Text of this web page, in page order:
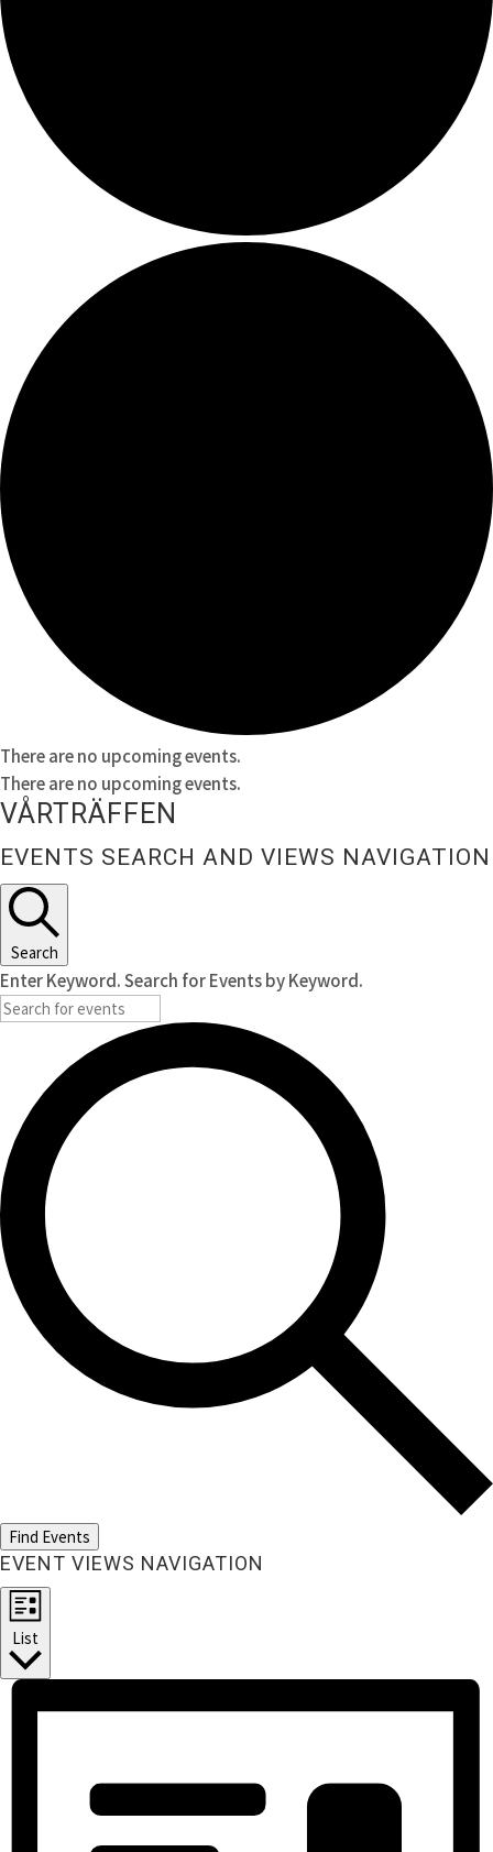
There are no upcoming events.
There are no upcoming events.
VÅRTRÄFFEN
EVENTS SEARCH AND VIEWS NAVIGATION
Search
Enter Keyword. Search for Events by Keyword.
Find Events
EVENT VIEWS NAVIGATION
List